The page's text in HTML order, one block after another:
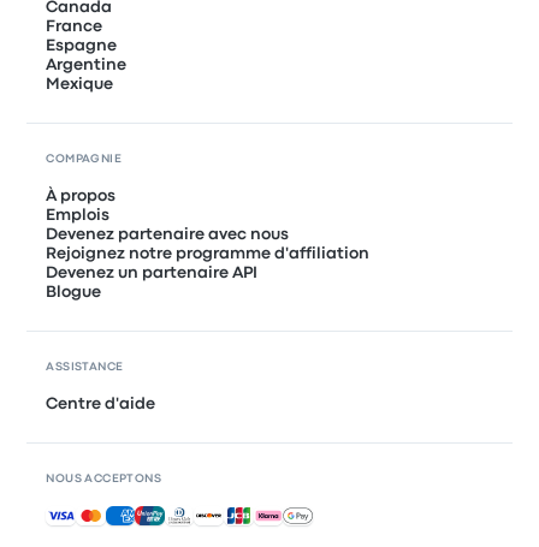
Canada
France
Espagne
Argentine
Mexique
COMPAGNIE
À propos
Emplois
Devenez partenaire avec nous
Rejoignez notre programme d'affiliation
Devenez un partenaire API
Blogue
ASSISTANCE
Centre d'aide
NOUS ACCEPTONS
Paiements acceptés